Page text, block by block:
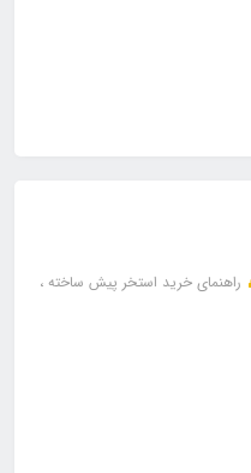
راهنمای خرید استخر پیش ساخته